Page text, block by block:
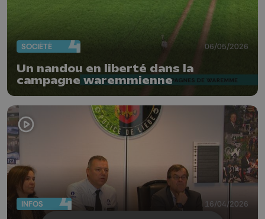
SOCIÉTÉ 06/05/2026
Un nandou en liberté dans la
campagne waremmienne
INFOS 16/04/2026